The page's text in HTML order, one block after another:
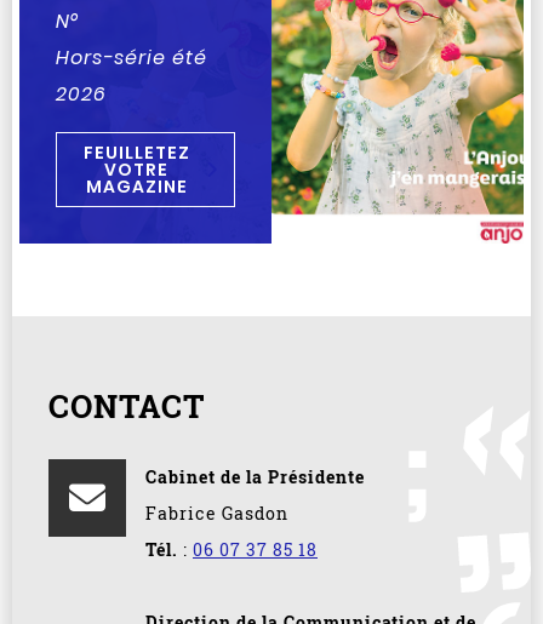
N°
Hors-série été
2026
FEUILLETEZ
VOTRE
MAGAZINE
CONTACT
Cabinet de la Présidente
Fabrice Gasdon
Tél. : 06 07 37 85 18